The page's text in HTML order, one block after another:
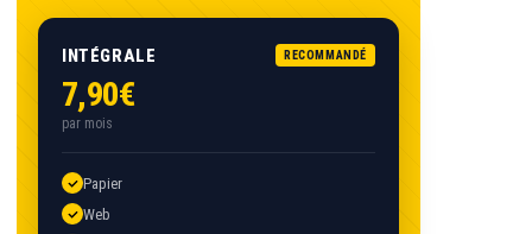
INTÉGRALE RECOMMANDÉ
7,90€
par mois
Papier
Web